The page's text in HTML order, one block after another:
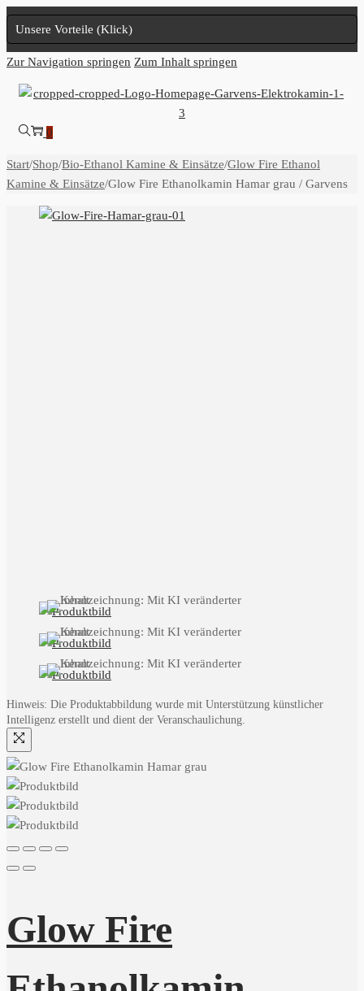
Unsere Vorteile (Klick)
Zur Navigation springen Zum Inhalt springen
0
Start/Shop/Bio-Ethanol Kamine & Einsätze/Glow Fire Ethanol
Kamine & Einsätze/Glow Fire Ethanolkamin Hamar grau / Garvens
Hinweis: Die Produktabbildung wurde mit Unterstützung künstlicher
Intelligenz erstellt und dient der Veranschaulichung.
Glow Fire